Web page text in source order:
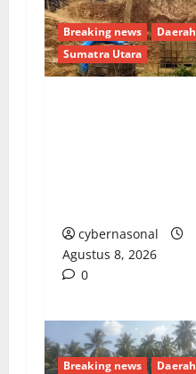
Breaking news
Daerah
Sumatra Utara
cybernasonal
Agustus 8, 2026
0
Breaking news
Daerah